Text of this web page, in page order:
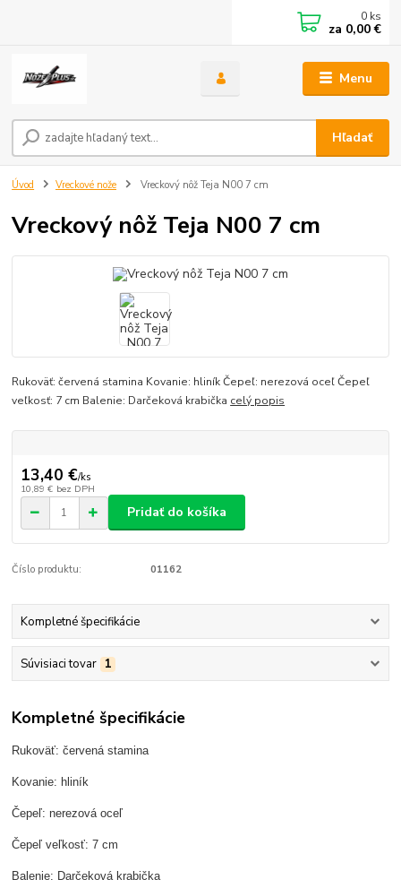
Menu
Hľadať
0 ks
za 0,00 €
Úvod Vreckové nože Vreckový nôž Teja N00 7 cm
Vreckový nôž Teja N00 7 cm
Rukoväť: červená stamina Kovanie: hliník Čepeľ: nerezová oceľ Čepeľ
veľkosť: 7 cm Balenie: Darčeková krabička celý popis
13,40 €/ks
10,89 € bez DPH
Pridať do košíka
Číslo produktu: 01162
Kompletné špecifikácie
Súvisiaci tovar 1
Kompletné špecifikácie
Rukoväť: červená stamina
Kovanie: hliník
Čepeľ: nerezová oceľ
Čepeľ veľkosť: 7 cm
Balenie: Darčeková krabička